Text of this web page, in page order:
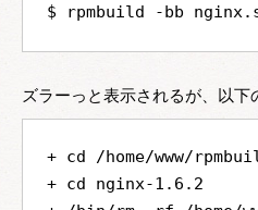
ズラーっと表示されるが、以下
+ cd /home/www/
+ cd nginx-1.6.2